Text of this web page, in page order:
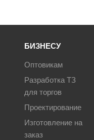
БИЗНЕСУ
Оптовикам
Разработка ТЗ
для торгов
Проектирование
Изготовление на
заказ